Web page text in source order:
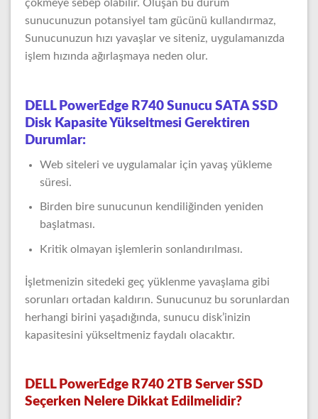
çökmeye sebep olabilir. Oluşan bu durum
sunucunuzun potansiyel tam gücünü kullandırmaz,
Sunucunuzun hızı yavaşlar ve siteniz, uygulamanızda
işlem hızında ağırlaşmaya neden olur.
DELL PowerEdge R740 Sunucu SATA SSD
Disk Kapasite Yükseltmesi Gerektiren
Durumlar:
Web siteleri ve uygulamalar için yavaş yükleme
süresi.
Birden bire sunucunun kendiliğinden yeniden
başlatması.
Kritik olmayan işlemlerin sonlandırılması.
İşletmenizin sitedeki geç yüklenme yavaşlama gibi
sorunları ortadan kaldırın. Sunucunuz bu sorunlardan
herhangi birini yaşadığında, sunucu disk’inizin
kapasitesini yükseltmeniz faydalı olacaktır.
DELL PowerEdge R740 2TB Server SSD
Seçerken Nelere Dikkat Edilmelidir?